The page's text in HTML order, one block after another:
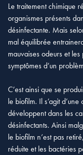
Le traitement chimique
organismes présents
désinfectante. Mais
mal équilibrée
mauvaises odeurs et
symptômes d’un
C’est ainsi que se
le biofilm. Il s’agit
développent dans les
désinfectants. Ainsi
le biofilm n’est pas
réduite et les bactéries